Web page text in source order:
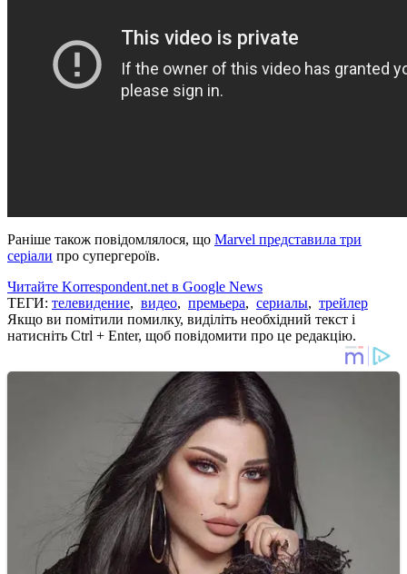
Раніше також повідомлялося, що Marvel представила три
серіали про супергероїв.
Читайте Korrespondent.net в Google News
ТЕГИ: телевидение, видео, премьера, сериалы, трейлер
Якщо ви помітили помилку, виділіть необхідний текст і
натисніть Ctrl + Enter, щоб повідомити про це редакцію.